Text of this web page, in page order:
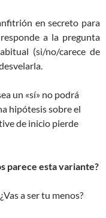
en secreto para
a la pregunta
(si/no/carece de
un «sí» no podrá
hipótesis sobre el
de inicio pierde
parece esta variante?
a ser tu menos?